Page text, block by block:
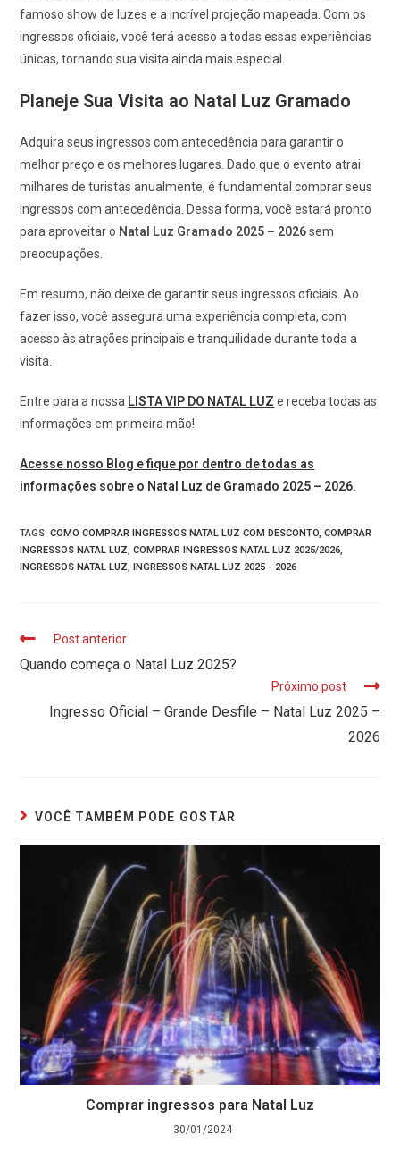
famoso show de luzes e a incrível projeção mapeada. Com os
ingressos oficiais, você terá acesso a todas essas experiências
únicas, tornando sua visita ainda mais especial.
Planeje Sua Visita ao Natal Luz Gramado
Adquira seus ingressos com antecedência para garantir o
melhor preço e os melhores lugares. Dado que o evento atrai
milhares de turistas anualmente, é fundamental comprar seus
ingressos com antecedência. Dessa forma, você estará pronto
para aproveitar o Natal Luz Gramado 2025 – 2026sem
preocupações.
Em resumo, não deixe de garantir seus ingressos oficiais. Ao
fazer isso, você assegura uma experiência completa, com
acesso às atrações principais e tranquilidade durante toda a
visita.
Entre para a nossa LISTA VIP DO NATAL LUZ e receba todas as
informações em primeira mão!
Acesse nosso Blog e fique por dentro de todas as
informações sobre o Natal Luz de Gramado 2025 – 2026.
TAGS:COMO COMPRAR INGRESSOS NATAL LUZ COM DESCONTO, COMPRAR
INGRESSOS NATAL LUZ, COMPRAR INGRESSOS NATAL LUZ 2025/2026,
INGRESSOS NATAL LUZ, INGRESSOS NATAL LUZ 2025 - 2026
Post anterior
Quando começa o Natal Luz 2025?
Próximo post
Ingresso Oficial – Grande Desfile – Natal Luz 2025 –
2026
VOCÊ TAMBÉM PODE GOSTAR
Comprar ingressos para Natal Luz
30/01/2024